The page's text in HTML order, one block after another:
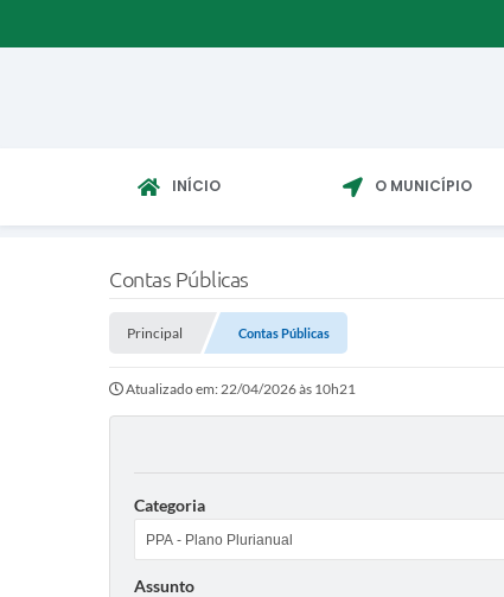
INÍCIO O MUNICÍPIO
Contas Públicas
Principal Contas Públicas
Atualizado em: 22/04/2026 às 10h21
Categoria
Assunto